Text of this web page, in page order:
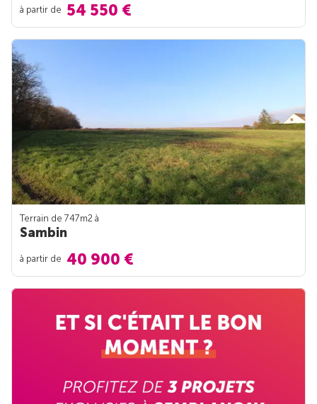
à partir de 54 550 €
Terrain de 747m2 à
Sambin
à partir de 40 900 €